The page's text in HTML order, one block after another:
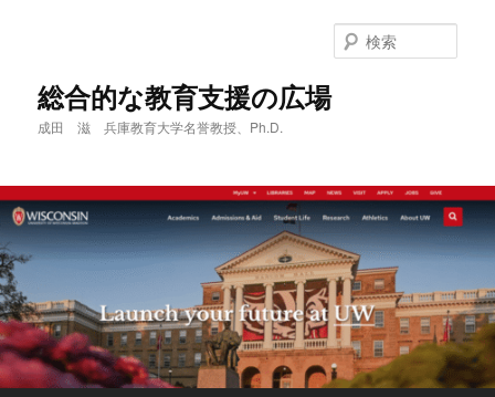
へ
移
動
総合的な教育支援の広場
成田 滋 兵庫教育大学名誉教授、Ph.D.
索